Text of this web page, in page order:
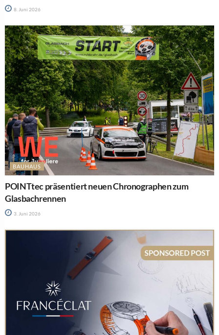
8. Juni 2026
BAUHAUS
POINTtec präsentiert neuen Chronographen zum
Glasbachrennen
3. Juni 2026